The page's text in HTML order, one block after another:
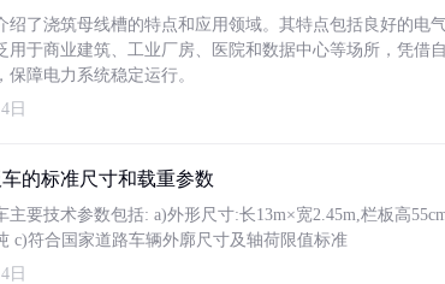
绍了浇筑母线槽的特点和应用领域。其特点包括良好的电
用于商业建筑、工业厂房、医院和数据中心等场所，凭借
保障电力系统稳定运行。
日
的标准尺寸和载重参数
主要技术参数包括: a)外形尺寸:长13m×宽2.45m,栏板高
c)符合国家道路车辆外廓尺寸及轴荷限值标准
日